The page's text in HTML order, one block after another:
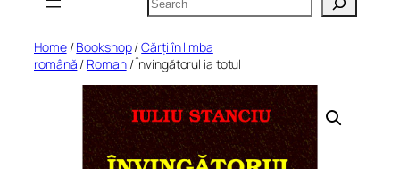
Home/Bookshop/Cărți în limba
română / Roman/ Învingătorul ia totul